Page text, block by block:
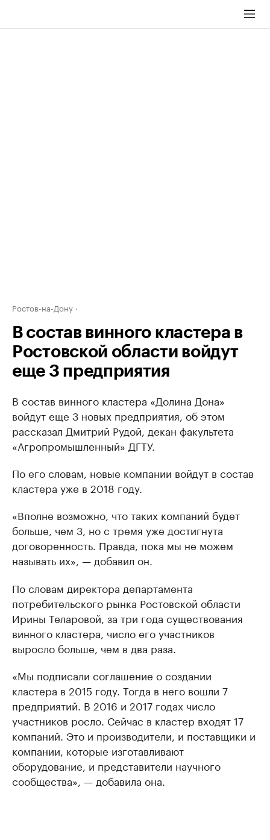
Ростов-на-Дону
В состав винного кластера в
Ростовской области войдут
еще 3 предприятия
В состав винного кластера «Долина Дона»
войдут еще 3 новых предприятия, об этом
рассказал Дмитрий Рудой, декан факультета
«Агропромышленный» ДГТУ.
По его словам, новые компании войдут в состав
кластера уже в 2018 году.
«Вполне возможно, что таких компаний будет
больше, чем 3, но с тремя уже достигнута
договоренность. Правда, пока мы не можем
называть их», — добавил он.
По словам директора департамента
потребительского рынка Ростовской области
Ирины Теларовой, за три года существования
винного кластера, число его участников
выросло больше, чем в два раза.
«Мы подписали соглашение о создании
кластера в 2015 году. Тогда в него вошли 7
предприятий. В 2016 и 2017 годах число
участников росло. Сейчас в кластер входят 17
компаний. Это и производители, и поставщики и
компании, которые изготавливают
оборудование, и представители научного
сообщества», — добавила она.